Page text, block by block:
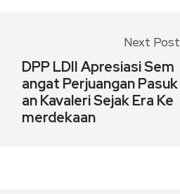
Next Post
DPP LDII Apresiasi Sem
angat Perjuangan Pasuk
an Kavaleri Sejak Era Ke
merdekaan